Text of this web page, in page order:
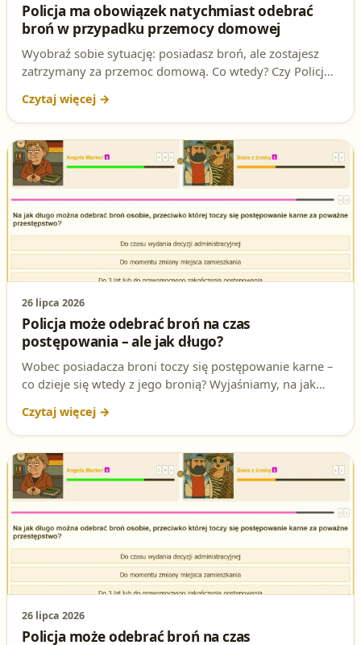
Policja ma obowiązek natychmiast odebrać
broń w przypadku przemocy domowej
Wyobraź sobie sytuację: posiadasz broń, ale zostajesz
zatrzymany za przemoc domową. Co wtedy? Czy Policja
nie jest teoria – to pytanie, które może pojawić się na
egzaminie na patent strzelecki. Sprawdź, czy znasz
odpowiedź i przygotuj się do testów!
26 lipca 2026
Policja może odebrać broń na czas
postępowania – ale jak długo?
Wobec posiadacza broni toczy się postępowanie karne –
co dzieje się wtedy z jego bronią? Wyjaśniamy, na jak
podstawa prawna i czym różni się to od cofnięcia
pozwolenia na broń.
26 lipca 2026
Policja może odebrać broń na czas